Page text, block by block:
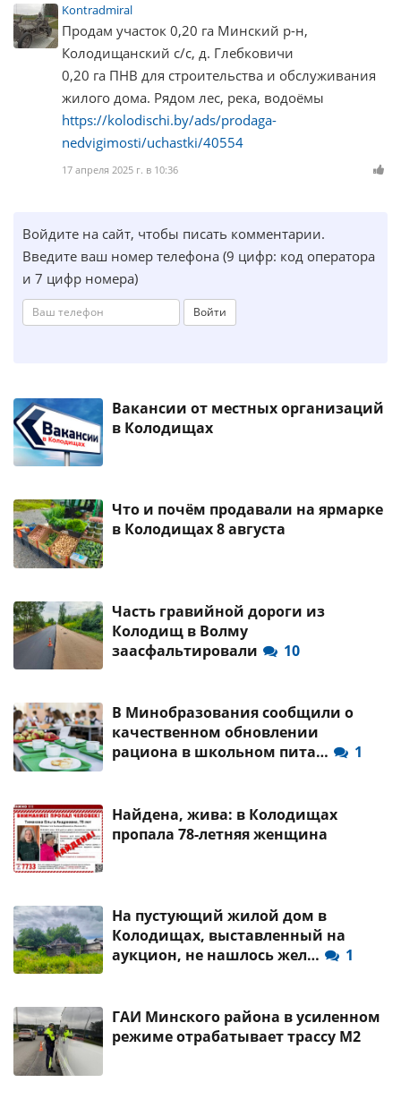
Kontradmiral
Продам участок 0,20 га Минский р-н,
Колодищанский с/с, д. Глебковичи
0,20 га ПНВ для строительства и обслуживания
жилого дома. Рядом лес, река, водоёмы
https://kolodischi.by/ads/prodaga-
nedvigimosti/uchastki/40554
17 апреля 2025 г. в 10:36
Войдите на сайт, чтобы писать комментарии.
Введите ваш номер телефона (9 цифр: код оператора
и 7 цифр номера)
Войти
Вакансии от местных организаций
в Колодищах
Что и почём продавали на ярмарке
в Колодищах 8 августа
Часть гравийной дороги из
Колодищ в Волму
заасфальтировали
10
В Минобразования сообщили о
качественном обновлении
рациона в школьном пита…
1
Найдена, жива: в Колодищах
пропала 78-летняя женщина
На пустующий жилой дом в
Колодищах, выставленный на
аукцион, не нашлось жел…
1
ГАИ Минского района в усиленном
режиме отрабатывает трассу М2